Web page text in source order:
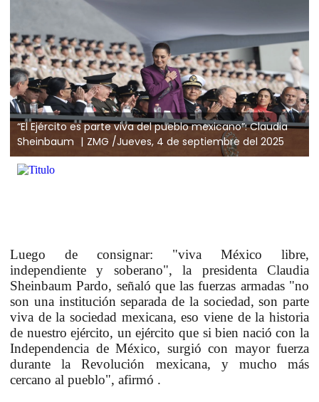
“El Ejército es parte viva del pueblo mexicano”: Claudia
Sheinbaum
ZMG /Jueves, 4 de septiembre del 2025
Luego de consignar: "viva México libre,
independiente y soberano", la presidenta Claudia
Sheinbaum Pardo, señaló que las fuerzas armadas "no
son una institución separada de la sociedad, son parte
viva de la sociedad mexicana, eso viene de la historia
de nuestro ejército, un ejército que si bien nació con la
Independencia de México, surgió con mayor fuerza
durante la Revolución mexicana, y mucho más
cercano al pueblo", afirmó .